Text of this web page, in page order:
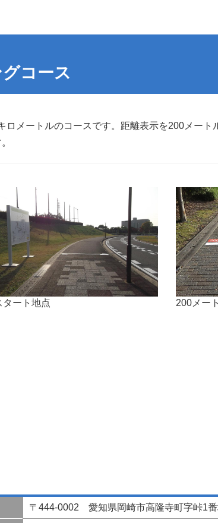
コース
ロメートルのコースです。距離表示を200メー
タート地点 200メー
〒444-0002 愛知県岡崎市高隆寺町字峠1